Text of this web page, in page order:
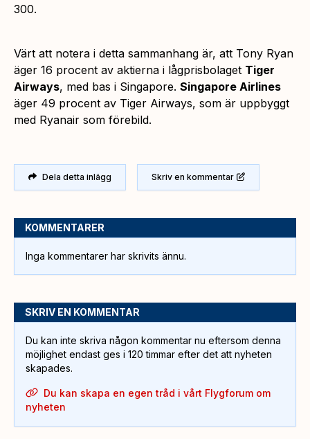
300.
Värt att notera i detta sammanhang är, att Tony Ryan
äger 16 procent av aktierna i lågprisbolaget Tiger
Airways, med bas i Singapore. Singapore Airlines
äger 49 procent av Tiger Airways, som är uppbyggt
med Ryanair som förebild.
Dela detta inlägg Skriv en kommentar
KOMMENTARER
Inga kommentarer har skrivits ännu.
SKRIV EN KOMMENTAR
Du kan inte skriva någon kommentar nu eftersom denna
möjlighet endast ges i 120 timmar efter det att nyheten
skapades.
Du kan skapa en egen tråd i vårt Flygforum om
nyheten